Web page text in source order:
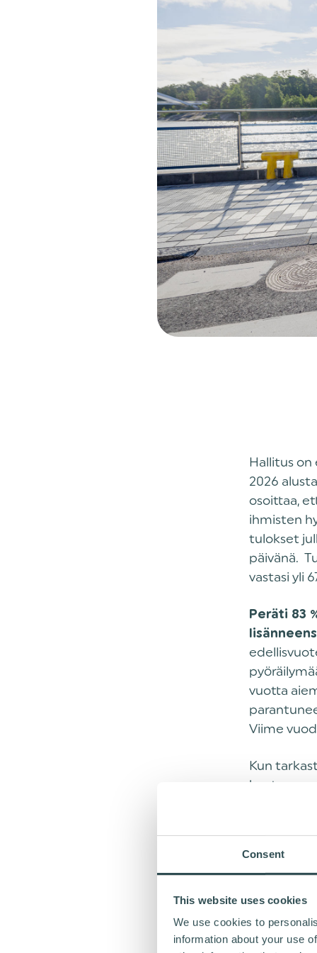
Consent
This website uses cookies
We use cookies to
information about your use
Hallitus
2026
osoittaa,
ihmisten
tulokset
päivänä.
vastasi yli
Peräti 83
vuotta
Viime
Kun
koetaan
merkittävää.